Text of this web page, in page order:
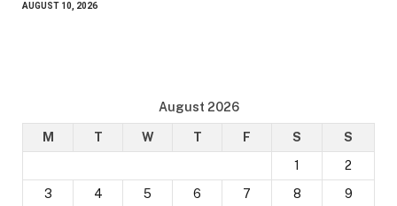
AUGUST 10, 2026
August 2026
M T W T F S
S
1
2
3
4 5 6 7 8
9